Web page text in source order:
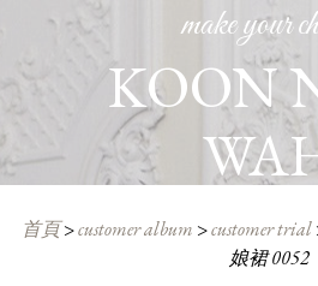
make your
KOON
首頁>customer album >customer trial
娘裙 0052